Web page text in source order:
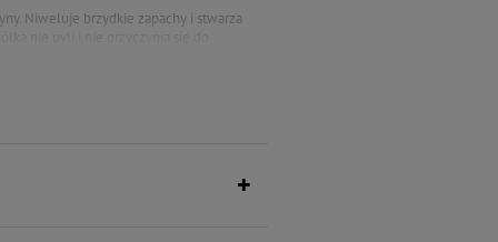
Niweluje brzydkie zapachy i stwarza